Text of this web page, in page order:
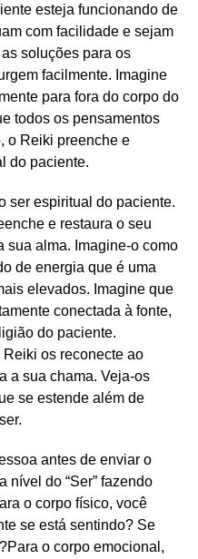
esteja funcionando de
com facilidade e sejam
soluções para os
facilmente. Imagine
para fora do corpo do
todos os pensamentos
o Reiki preenche e
do paciente.
ser espiritual do paciente.
e restaura o seu
alma. Imagine-o como
de energia que é uma
elevados. Imagine que
conectada à fonte,
do paciente.
os reconecte ao
a sua chama. Veja-os
se estende além de
antes de enviar o
nível do “Ser” fazendo
o corpo físico, você
se está sentindo? Se
o corpo emocional,